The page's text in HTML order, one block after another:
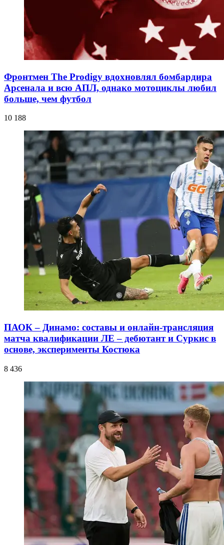
Фронтмен The Prodigy вдохновлял бомбардира
Арсенала и всю АПЛ, однако мотоциклы любил
больше, чем футбол
10 188
ПАОК – Динамо: составы и онлайн-трансляция
матча квалификации ЛЕ – дебютант и Суркис в
основе, эксперименты Костюка
8 436